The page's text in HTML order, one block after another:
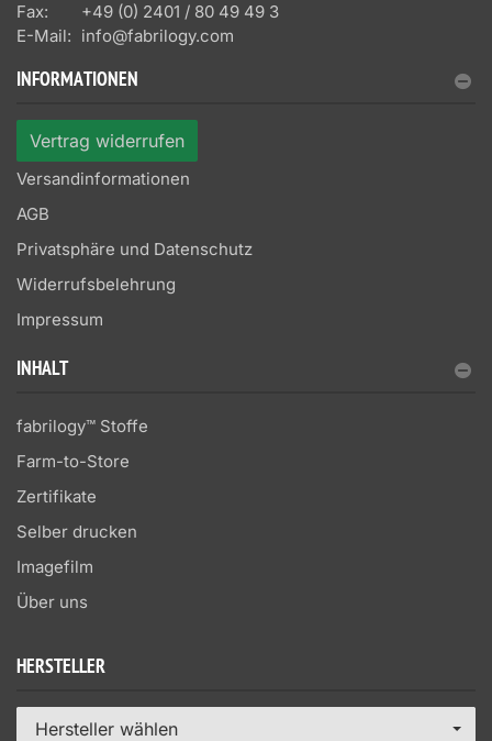
Fax:
+49 (0) 2401 / 80 49 49 3
E-Mail: info@fabrilogy.com
INFORMATIONEN
Vertrag widerrufen
Versandinformationen
AGB
Privatsphäre und Datenschutz
Widerrufsbelehrung
Impressum
INHALT
fabrilogy™ Stoffe
Farm-to-Store
Zertifikate
Selber drucken
Imagefilm
Über uns
HERSTELLER
Hersteller wählen